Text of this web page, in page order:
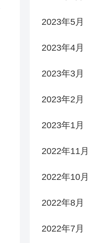
2023年5月
2023年4月
2023年3月
2023年2月
2023年1月
2022年11月
2022年10月
2022年8月
2022年7月